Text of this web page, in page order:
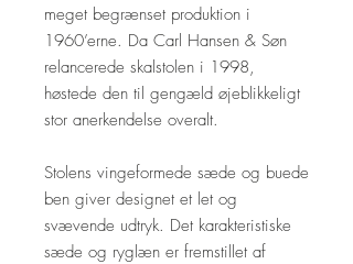
meget begrænset produktion i
1960’erne. Da Carl Hansen & Søn
relancerede skalstolen i 1998,
høstede den til gengæld øjeblikkeligt
stor anerkendelse overalt.
Stolens vingeformede sæde og buede
ben giver designet et let og
svævende udtryk. Det karakteristiske
sæde og ryglæn er fremstillet af